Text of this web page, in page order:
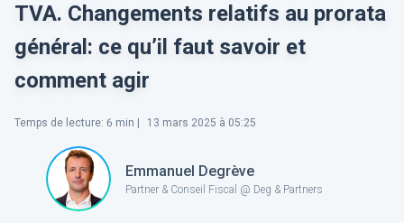
TVA. Changements relatifs au prorata
général: ce qu’il faut savoir et
comment agir
Temps de lecture: 6 min | 13 mars 2025 à 05:25
Emmanuel Degrève
Partner & Conseil Fiscal @ Deg & Partners